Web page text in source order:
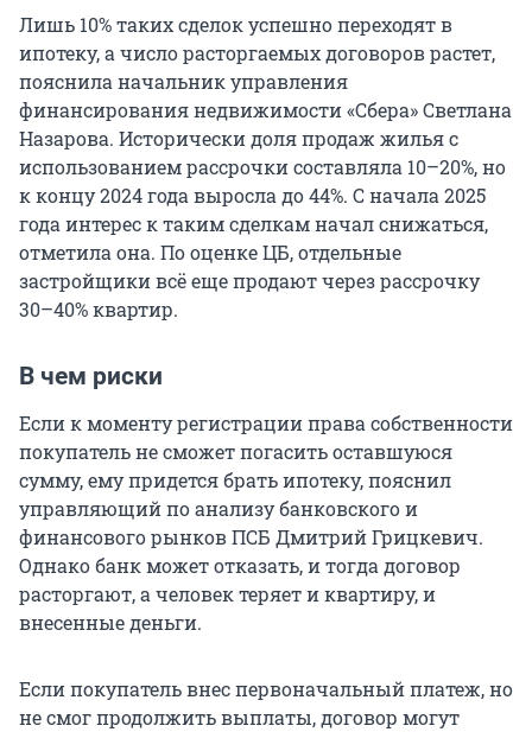
Лишь 10% таких сделок успешно переходят в
ипотеку, а число расторгаемых договоров растет,
пояснила начальник управления
финансирования недвижимости «Сбера» Светлана
Назарова. Исторически доля продаж жилья с
использованием рассрочки составляла 10–20%, но
к концу 2024 года выросла до 44%. С начала 2025
года интерес к таким сделкам начал снижаться,
отметила она. По оценке ЦБ, отдельные
застройщики всё еще продают через рассрочку
30–40% квартир.
В чем риски
Если к моменту регистрации права собственности
покупатель не сможет погасить оставшуюся
сумму, ему придется брать ипотеку, пояснил
управляющий по анализу банковского и
финансового рынков ПСБ Дмитрий Грицкевич.
Однако банк может отказать, и тогда договор
расторгают, а человек теряет и квартиру, и
внесенные деньги.
Если покупатель внес первоначальный платеж, но
не смог продолжить выплаты, договор могут